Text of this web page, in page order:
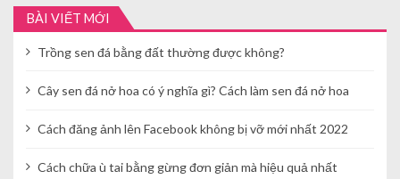
à
i
BÀI VIẾT MỚI
Trồng sen đá bằng đất thường được không?
Cây sen đá nở hoa có ý nghĩa gì? Cách làm sen đá nở hoa
Cách đăng ảnh lên Facebook không bị vỡ mới nhất 2022
Cách chữa ù tai bằng gừng đơn giản mà hiệu quả nhất